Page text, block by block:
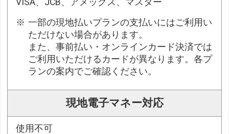
一部の現地払いプランの支払いにはご利用い
ただけない場合があります。
また、事前払い・オンラインカード決済では
ご利用いただけるカードが異なります。各プ
ランの案内でご確認ください。
現地電子マネー対応
使用不可